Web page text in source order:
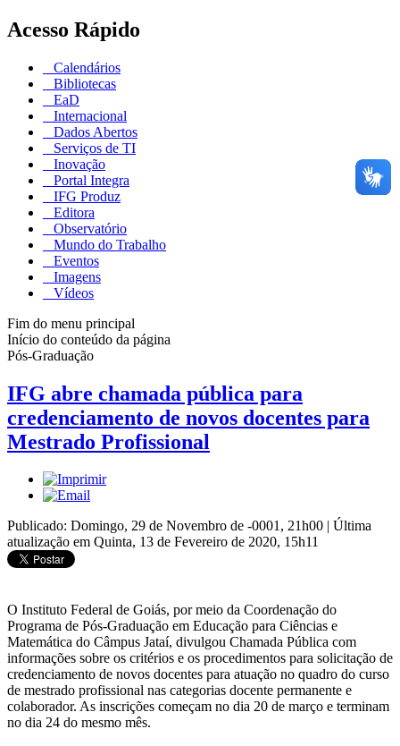
Acesso Rápido
Calendários
Bibliotecas
EaD
Internacional
Dados Abertos
Serviços de TI
Inovação
Portal Integra
IFG Produz
Editora
Observatório
Mundo do Trabalho
Eventos
Imagens
Vídeos
Fim do menu principal
Início do conteúdo da página
Pós-Graduação
IFG abre chamada pública para
credenciamento de novos docentes para
Mestrado Profissional
Publicado: Domingo, 29 de Novembro de -0001, 21h00 | Última
atualização em Quinta, 13 de Fevereiro de 2020, 15h11
O Instituto Federal de Goiás, por meio da Coordenação do
Programa de Pós-Graduação em Educação para Ciências e
Matemática do Câmpus Jataí, divulgou Chamada Pública com
informações sobre os critérios e os procedimentos para solicitação de
credenciamento de novos docentes para atuação no quadro do curso
de mestrado profissional nas categorias docente permanente e
colaborador. As inscrições começam no dia 20 de março e terminam
no dia 24 do mesmo mês.